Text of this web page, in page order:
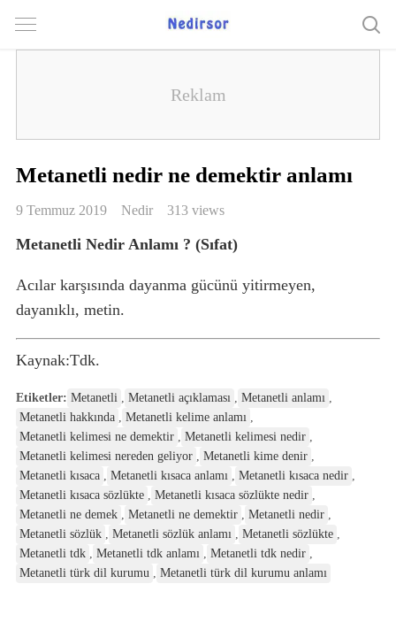
Metanetli nedir ne demektir anlamı
9 Temmuz 2019 Nedir 313 views
Metanetli Nedir Anlamı ? (Sıfat)
Acılar karşısında dayanma gücünü yitirmeyen,
dayanıklı, metin.
Kaynak:Tdk.
Etiketler: Metanetli , Metanetli açıklaması , Metanetli anlamı ,
Metanetli hakkında , Metanetli kelime anlamı ,
Metanetli kelimesi ne demektir , Metanetli kelimesi nedir ,
Metanetli kelimesi nereden geliyor , Metanetli kime denir ,
Metanetli kısaca , Metanetli kısaca anlamı , Metanetli kısaca nedir ,
Metanetli kısaca sözlükte , Metanetli kısaca sözlükte nedir ,
Metanetli ne demek , Metanetli ne demektir , Metanetli nedir ,
Metanetli sözlük , Metanetli sözlük anlamı , Metanetli sözlükte ,
Metanetli tdk , Metanetli tdk anlamı , Metanetli tdk nedir ,
Metanetli türk dil kurumu , Metanetli türk dil kurumu anlamı